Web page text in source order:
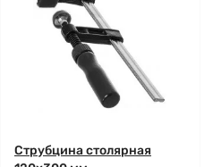
Струбцина столярная